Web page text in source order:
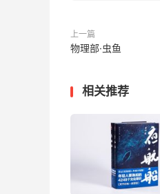
上一篇
物理部·虫鱼
相关推荐